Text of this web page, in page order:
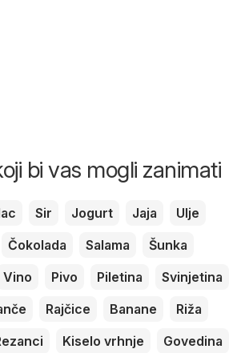
bi vas mogli zanimati
Sir Jogurt Jaja
Ulje
Čokolada Salama
Šunka
Vino Pivo Piletina
Svinjetina
Rajčice Banane
Riža
Kiselo vrhnje
Govedina